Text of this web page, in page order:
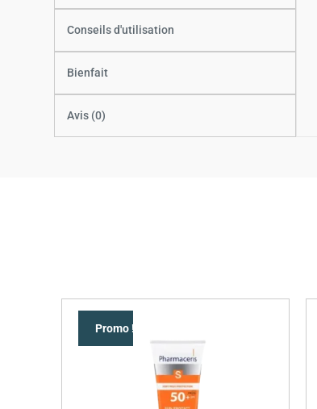
Bienfait
Conseils d'utilisation
Avis (0)
Promo !